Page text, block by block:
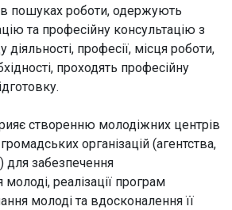
в пошуках роботи, одержують
та професійну консультацію з
професії, місця роботи,
проходять професійну
створенню молодіжних центрів
організацій (агентства,
для забезпечення
реалізації програм
молоді та вдосконалення її